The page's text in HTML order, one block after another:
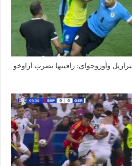
وأوروجواي: رافينها يضرب أراوخو